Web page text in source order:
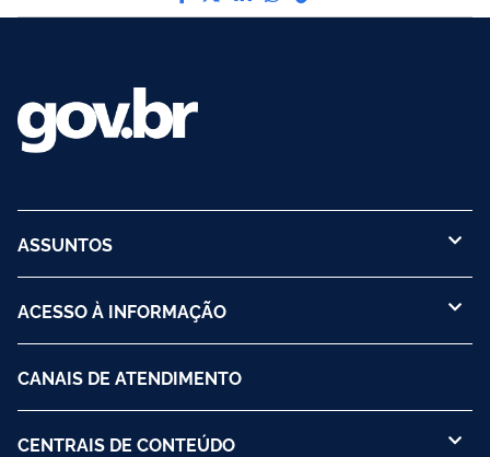
ASSUNTOS
ACESSO À INFORMAÇÃO
CANAIS DE ATENDIMENTO
CENTRAIS DE CONTEÚDO